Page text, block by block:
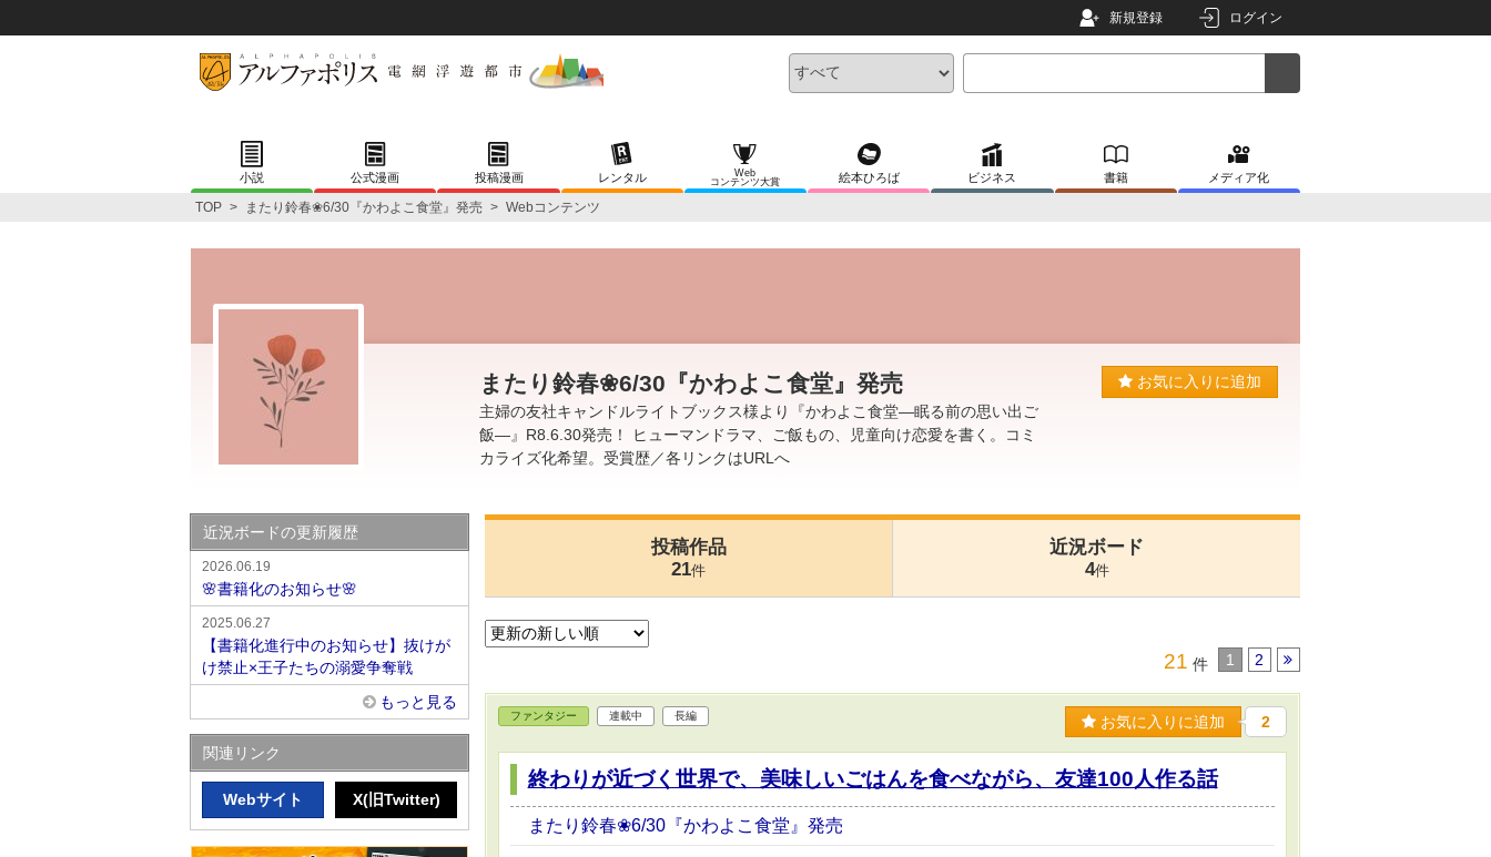
新規登録 ログイン
小説 公式漫画 投稿漫画 レンタル
Web
コンテンツ大賞
絵本ひろば ビジネス 書籍 メディア化
TOP > またり鈴春❀6/30『かわよこ食堂』発売 > Webコンテンツ
またり鈴春❀6/30『かわよこ食堂』発売
主婦の友社キャンドルライトブックス様より『かわよこ食堂―眠る前の思い出ご
飯―』R8.6.30発売！ ヒューマンドラマ、ご飯もの、児童向け恋愛を書く。コミ
カライズ化希望。受賞歴／各リンクはURLへ
お気に入りに追加
投稿作品
21件
近況ボード
4件
21 件 1 2
ファンタジー 連載中 長編 お気に入りに追加 2
終わりが近づく世界で、美味しいごはんを食べながら、友達100人作る話
またり鈴春❀6/30『かわよこ食堂』発売
近況ボードの更新履歴
2026.06.19
🌸書籍化のお知らせ🌸
2025.06.27
【書籍化進行中のお知らせ】抜けが
け禁止×王子たちの溺愛争奪戦
もっと見る
関連リンク
Webサイト X(旧Twitter)